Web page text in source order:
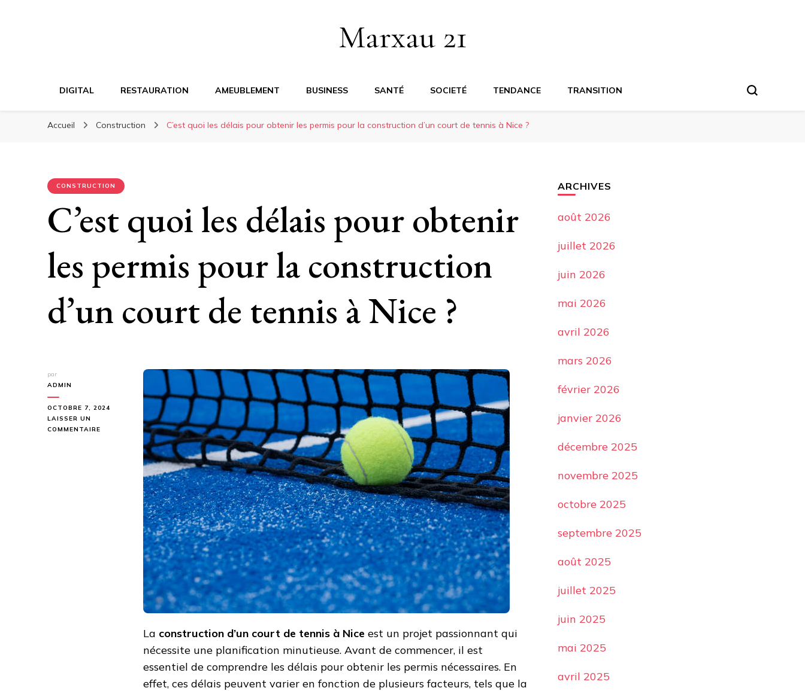
Marxau 21
DIGITAL RESTAURATION AMEUBLEMENT BUSINESS SANTÉ SOCIETÉ TENDANCE TRANSITION
Accueil Construction C’est quoi les délais pour obtenir les permis pour la construction d’un court de tennis à Nice ?
CONSTRUCTION
C’est quoi les délais pour obtenir
les permis pour la construction
d’un court de tennis à Nice ?
par
ADMIN
OCTOBRE 7, 2024
LAISSER UN
COMMENTAIRE
CONSTRUCTION
La construction d’un court de tennis à Nice est un projet passionnant qui
nécessite une planification minutieuse. Avant de commencer, il est
essentiel de comprendre les délais pour obtenir les permis nécessaires. En
effet, ces délais peuvent varier en fonction de plusieurs facteurs, tels que la
ARCHIVES
août 2026
juillet 2026
juin 2026
mai 2026
avril 2026
mars 2026
février 2026
janvier 2026
décembre 2025
novembre 2025
octobre 2025
septembre 2025
août 2025
juillet 2025
juin 2025
mai 2025
avril 2025